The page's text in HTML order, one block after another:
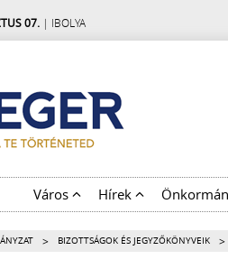
07. | IBOLYA
Város Hírek
> BIZOTTSÁGOK ÉS JEGYZŐKÖNYVEIK >